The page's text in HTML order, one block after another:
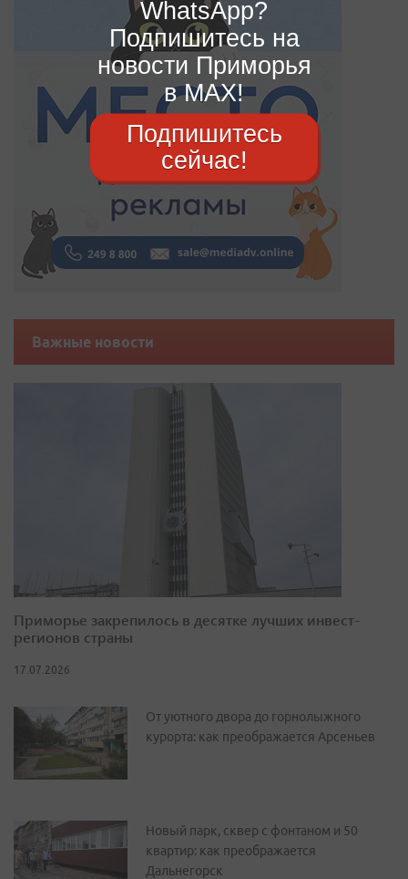
Важные новости
Приморье закрепилось в десятке лучших инвест-
регионов страны
17.07.2026
От уютного двора до горнолыжного
курорта: как преображается Арсеньев
Новый парк, сквер с фонтаном и 50
квартир: как преображается
Дальнегорск
WhatsApp?
Подпишитесь на
новости Приморья
в MAX!
Подпишитесь
сейчас!